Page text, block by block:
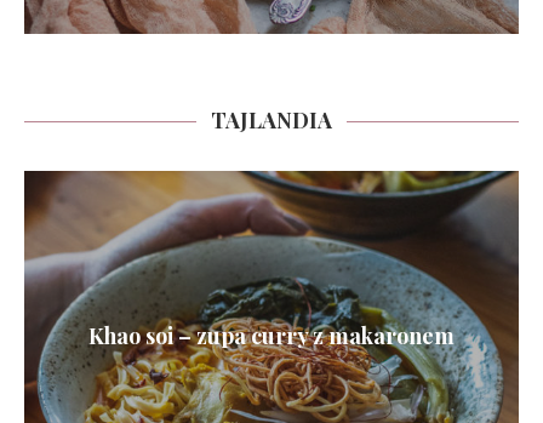
TAJLANDIA
Khao soi – zupa curry z makaronem